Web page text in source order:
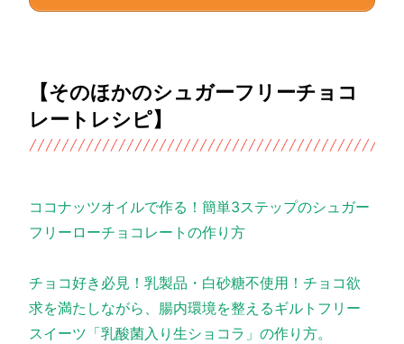
【そのほかのシュガーフリーチョコ
レートレシピ】
ココナッツオイルで作る！簡単3ステップのシュガー
フリーローチョコレートの作り方
チョコ好き必見！乳製品・白砂糖不使用！チョコ欲
求を満たしながら、腸内環境を整えるギルトフリー
スイーツ「乳酸菌入り生ショコラ」の作り方。